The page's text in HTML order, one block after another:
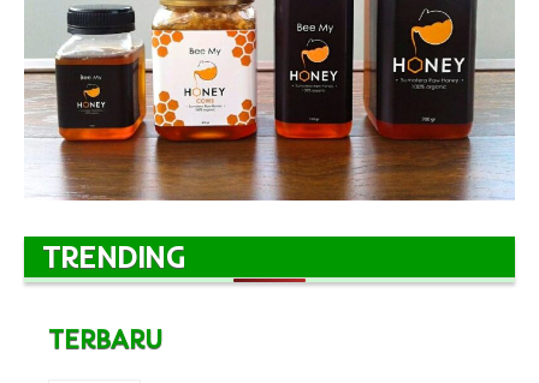
TRENDING
TERBARU